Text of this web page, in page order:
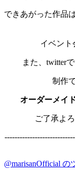
できあがった作品は
イベント
また、twitter
制作
オーダーメイ
ご了承よ
@marisanOfficial の